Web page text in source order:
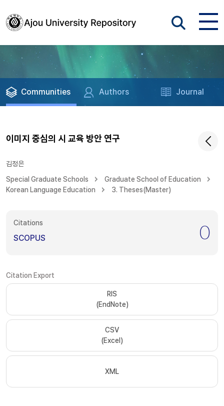
Communities Authors Journal
이미지 중심의 시 교육 방안 연구
김정은
Special Graduate Schools
Graduate School of Education
Korean Language Education
3. Theses(Master)
Citations
SCOPUS 0
Citation Export
RIS
(EndNote)
CSV
(Excel)
XML